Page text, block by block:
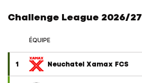
Challenge League 2026/27
ÉQUIPE
1 Neuchatel Xamax FCS